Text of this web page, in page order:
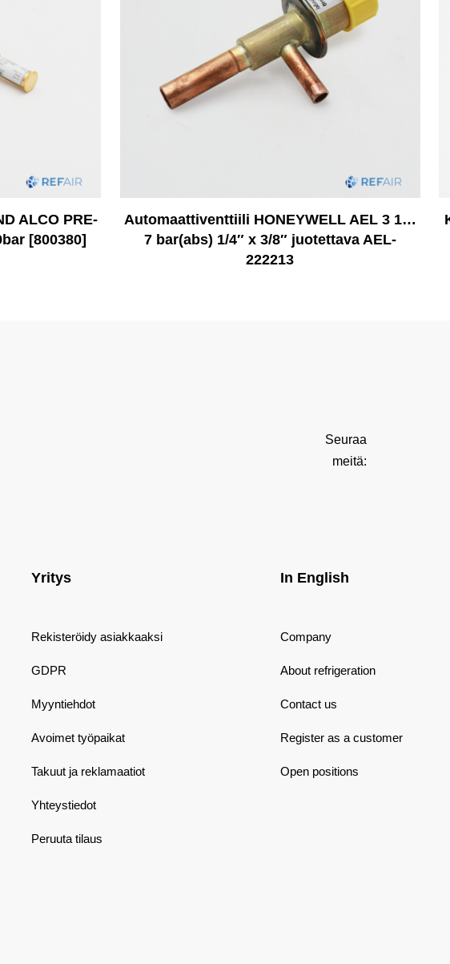
ALCO PRE-
[800380]
Automaattiventtiili HONEYWELL AEL 3 1…
7 bar(abs) 1/4″ x 3/8″ juotettava AEL-
222213
Seuraa
meitä:
Yritys
Rekisteröidy asiakkaaksi
GDPR
Myyntiehdot
Avoimet työpaikat
Takuut ja reklamaatiot
Yhteystiedot
Peruuta tilaus
In English
Company
About refrigeration
Contact us
Register as a customer
Open positions